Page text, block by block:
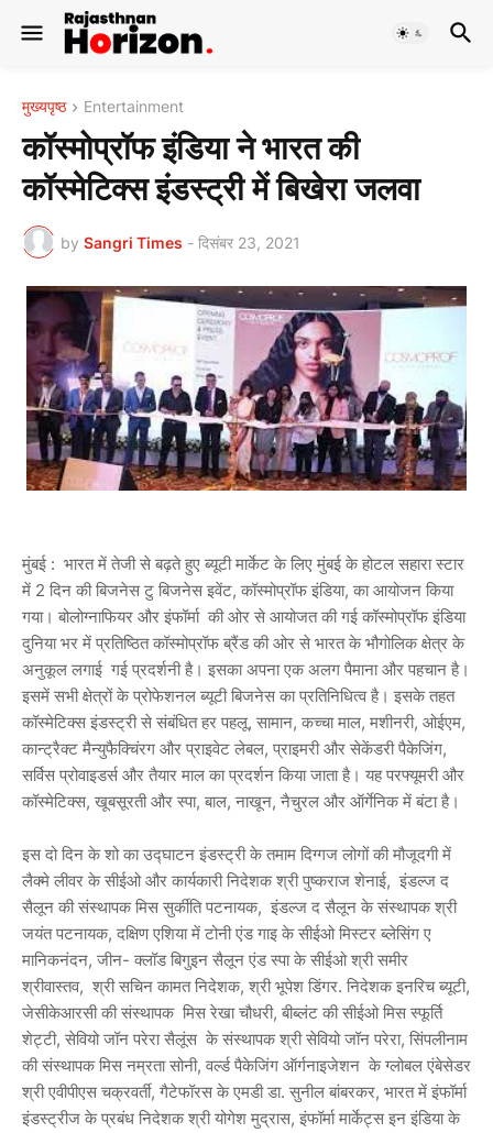
मुख्यपृष्ठ Entertainment
कॉस्मोप्रॉफ इंडिया ने भारत की
कॉस्मेटिक्स इंडस्ट्री में बिखेरा जलवा
by Sangri Times - दिसंबर 23, 2021
मुंबई : भारत में तेजी से बढ़ते हुए ब्यूटी मार्केट के लिए मुंबई के होटल सहारा स्टार
में 2 दिन की बिजनेस टु बिजनेस इवेंट, कॉस्मोप्रॉफ इंडिया, का आयोजन किया
गया। बोलोग्नाफियर और इंफॉर्मा की ओर से आयोजत की गई कॉस्मोप्रॉफ इंडिया
दुनिया भर में प्रतिष्ठित कॉस्मोप्रॉफ ब्रैंड की ओर से भारत के भौगोलिक क्षेत्र के
अनुकूल लगाई गई प्रदर्शनी है। इसका अपना एक अलग पैमाना और पहचान है।
इसमें सभी क्षेत्रों के प्रोफेशनल ब्यूटी बिजनेस का प्रतिनिधित्व है। इसके तहत
कॉस्मेटिक्स इंडस्ट्री से संबंधित हर पहलू, सामान, कच्चा माल, मशीनरी, ओईएम,
कान्ट्रैक्ट मैन्युफैक्चिंरग और प्राइवेट लेबल, प्राइमरी और सेकेंडरी पैकेजिंग,
सर्विस प्रोवाइडर्स और तैयार माल का प्रदर्शन किया जाता है। यह परफ्यूमरी और
कॉस्मेटिक्स, खूबसूरती और स्पा, बाल, नाखून, नैचुरल और ऑर्गेनिक में बंटा है।
इस दो दिन के शो का उद्घाटन इंडस्ट्री के तमाम दिग्गज लोगों की मौजूदगी में
लैक्मे लीवर के सीईओ और कार्यकारी निदेशक श्री पुष्कराज शेनाई, इंडल्ज द
सैलून की संस्थापक मिस सुर्कीति पटनायक, इंडल्ज द सैलून के संस्थापक श्री
जयंत पटनायक, दक्षिण एशिया में टोनी एंड गाइ के सीईओ मिस्टर ब्लेसिंग ए
मानिकनंदन, जीन- क्लॉड बिगुइन सैलून एंड स्पा के सीईओ श्री समीर
श्रीवास्तव, श्री सचिन कामत निदेशक, श्री भूपेश डिंगर. निदेशक इनरिच ब्यूटी,
जेसीकेआरसी की संस्थापक मिस रेखा चौधरी, बीब्लंट की सीईओ मिस स्फूर्ति
शेट्टी, सेवियो जॉन परेरा सैलूंस के संस्थापक श्री सेवियो जॉन परेरा, सिंपलीनाम
की संस्थापक मिस नम्रता सोनी, वर्ल्ड पैकेजिंग ऑर्गनाइजेशन के ग्लोबल एंबेसेडर
श्री एवीपीएस चक्रवर्ती, गैटेफॉरस के एमडी डा. सुनील बांबरकर, भारत में इंफॉर्मा
इंडस्ट्रीज के प्रबंध निदेशक श्री योगेश मुद्रास, इंफॉर्मा मार्केट्स इन इंडिया के